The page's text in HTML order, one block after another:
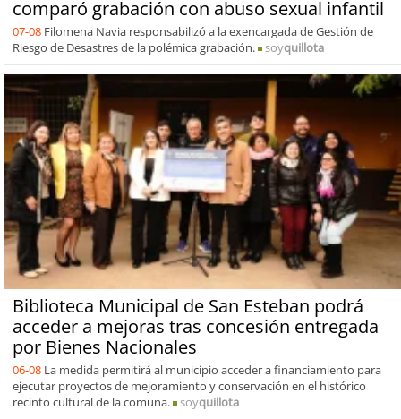
comparó grabación con abuso sexual infantil
07-08 Filomena Navia responsabilizó a la exencargada de Gestión de
Riesgo de Desastres de la polémica grabación.
soyquillota
Biblioteca Municipal de San Esteban podrá
acceder a mejoras tras concesión entregada
por Bienes Nacionales
06-08 La medida permitirá al municipio acceder a financiamiento para
ejecutar proyectos de mejoramiento y conservación en el histórico
recinto cultural de la comuna.
soyquillota